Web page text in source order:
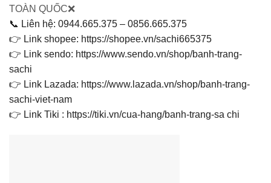
TOÀN QUỐC❌
📞 Liên hệ: 0944.665.375 – 0856.665.375
👉 Link shopee: https://shopee.vn/sachi665375
👉 Link sendo: https://www.sendo.vn/shop/banh-trang-
sachi
👉 Link Lazada: https://www.lazada.vn/shop/banh-trang-
sachi-viet-nam
👉 Link Tiki : https://tiki.vn/cua-hang/banh-trang-sa chi